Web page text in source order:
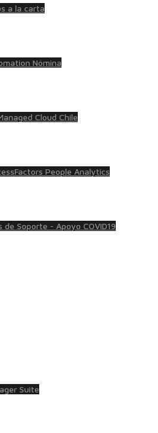
a la carta
Nómina
Cloud Chile
People Analytics
de Soporte - Apoyo COVID19
Suite